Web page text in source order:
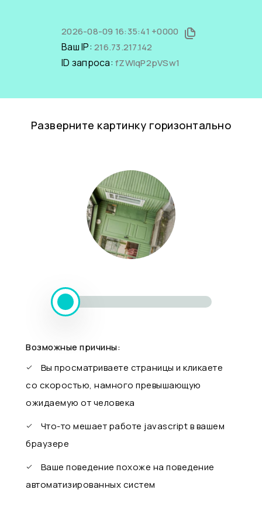
2026-08-09 16:35:41 +0000
Ваш IP: 216.73.217.142
ID запроса: fZWIqP2pVSw1
Разверните картинку горизонтально
Возможные причины:
Вы просматриваете страницы и кликаете
со скоростью, намного превышающую
ожидаемую от человека
Что-то мешает работе javascript в вашем
браузере
Ваше поведение похоже на поведение
автоматизированных систем